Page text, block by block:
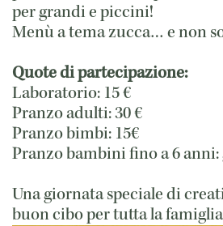
per grandi e piccini!
Menù a tema zucca… e non
Quote di partecipazione:
Laboratorio: 15 €
Pranzo adulti: 30 €
Pranzo bimbi: 15€
Pranzo bambini fino a 6 anni:
Una giornata speciale di
buon cibo per tutta la